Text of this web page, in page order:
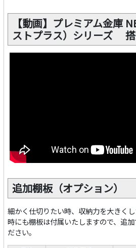
【動画】プレミアム金庫
ストプラス）シリーズ
追加棚板（オプション）
細かく仕切りたい時、収納力を大きく
時にも棚板は付属いたしますので、追
ださい。